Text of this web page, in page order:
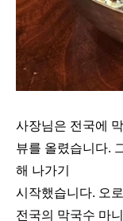
사장님은 전국에
뷰를 올렸습니다.
해 나가기
시작했습니다. 오
전국의 막국수 마